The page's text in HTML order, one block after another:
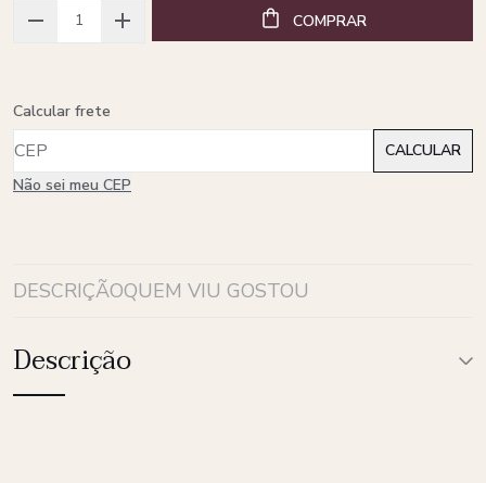
COMPRAR
Calcular frete
Não sei meu CEP
DESCRIÇÃOQUEM VIU GOSTOU
Descrição